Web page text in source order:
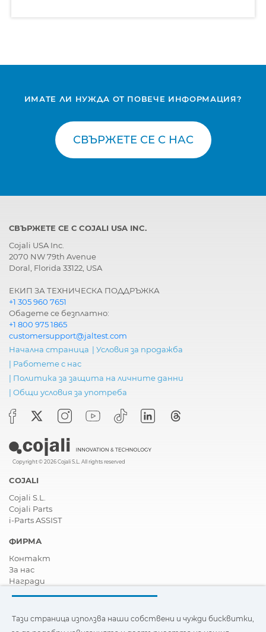
ИМАТЕ ЛИ НУЖДА ОТ ПОВЕЧЕ ИНФОРМАЦИЯ?
СВЪРЖЕТЕ СЕ С НАС
СВЪРЖЕТЕ СЕ С COJALI USA INC.
Cojali USA Inc.
2070 NW 79th Avenue
Doral, Florida 33122, USA
ЕКИП ЗА ТЕХНИЧЕСКА ПОДДРЪЖКА
+1 305 960 7651
Обадете се безплатно:
+1 800 975 1865
customersupport@jaltest.com
Начална страница | Условия за продажба
| Работете с нас
| Политика за защита на личните данни
| Общи условия за употреба
Copyright © 2026 Cojali S.L. All rights reserved
COJALI
Cojali S.L.
Cojali Parts
i-Parts ASSIST
ФИРМА
Контакт
За нас
Награди
Станете дистрибутор
Новини
Тази страница използва наши собствени и чужди бисквитки,